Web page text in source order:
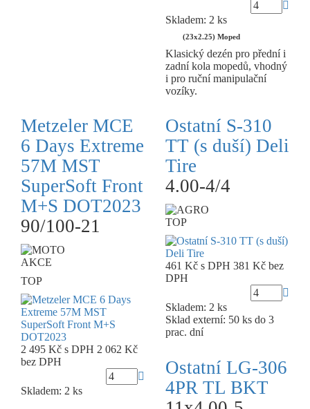
Skladem: 2 ks
(23x2.25) Moped
Klasický dezén pro přední i
zadní kola mopedů, vhodný
i pro ruční manipulační
vozíky.
Metzeler MCE
6 Days Extreme
57M MST
SuperSoft Front
M+S DOT2023
90/100-21
AKCE
TOP
2 495 Kč s DPH 2 062 Kč
bez DPH
Skladem: 2 ks
Ostatní S-310
TT (s duší) Deli
Tire
4.00-4/4
TOP
461 Kč s DPH 381 Kč bez
DPH
Skladem: 2 ks
Sklad externí: 50 ks do 3
prac. dní
Ostatní LG-306
4PR TL BKT